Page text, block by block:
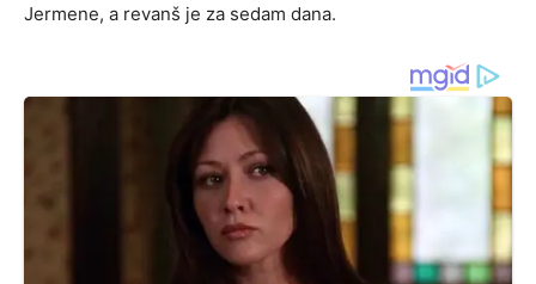
Jermene, a revanš je za sedam dana.